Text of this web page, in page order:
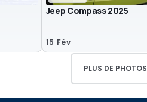
Jeep Compass 2025
15 Fév
PLUS DE PHOTOS